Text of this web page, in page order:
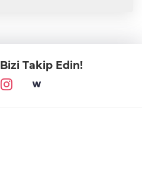
Bizi Takip Edin!